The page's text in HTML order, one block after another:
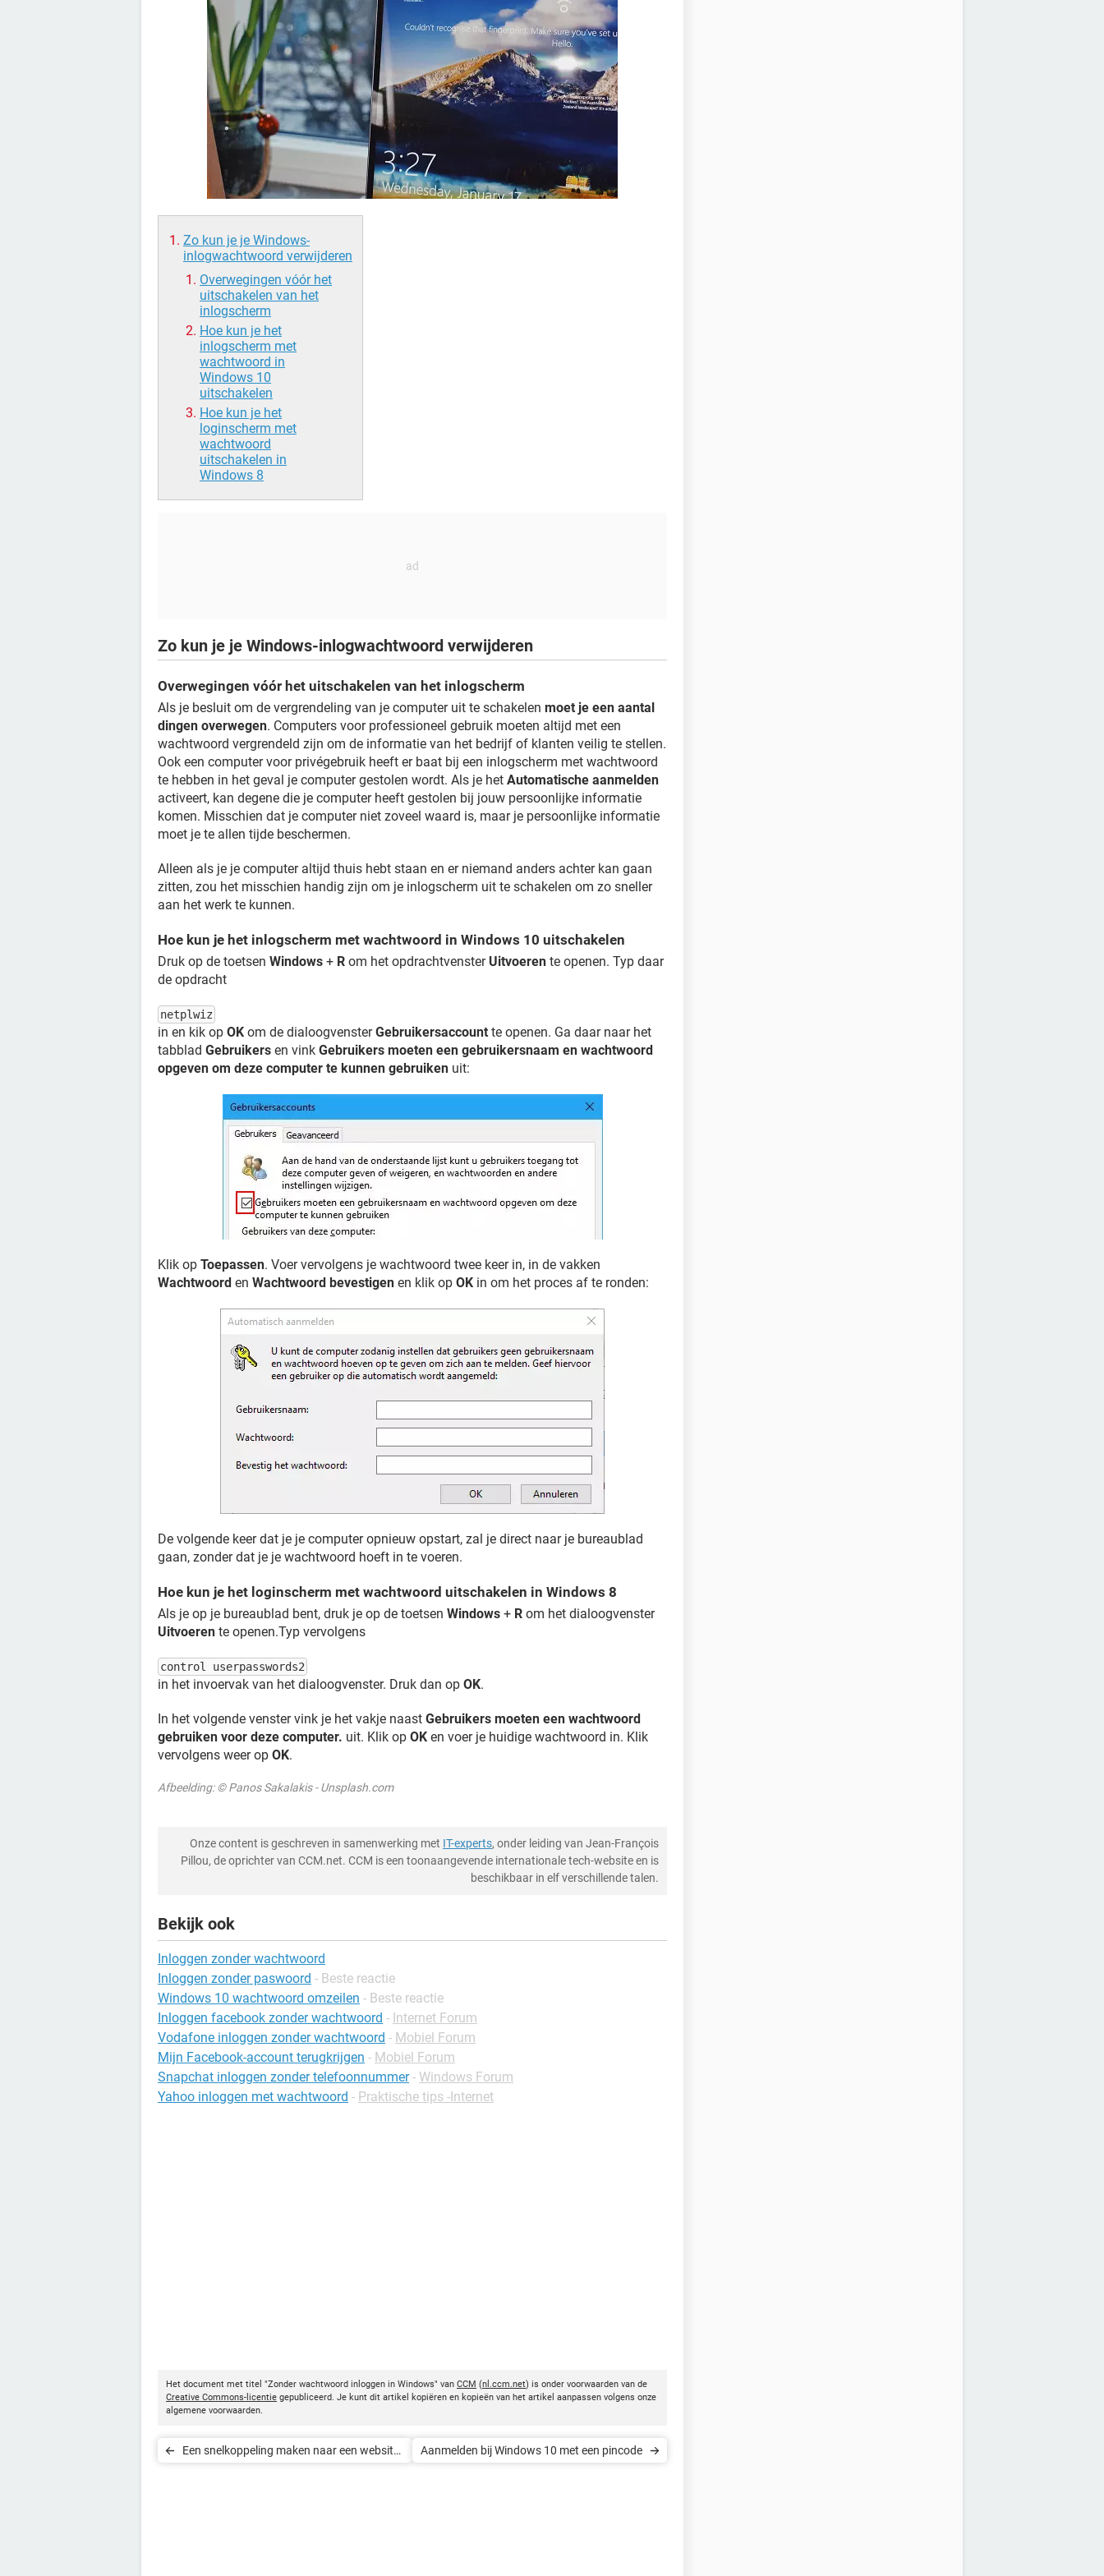
Zo kun je je Windows-
inlogwachtwoord verwijderen
Overwegingen vóór het
uitschakelen van het
inlogscherm
Hoe kun je het
inlogscherm met
wachtwoord in
Windows 10
uitschakelen
Hoe kun je het
loginscherm met
wachtwoord
uitschakelen in
Windows 8
Zo kun je je Windows-inlogwachtwoord verwijderen
Overwegingen vóór het uitschakelen van het inlogscherm
Als je besluit om de vergrendeling van je computer uit te schakelen moet je een aantal
dingen overwegen. Computers voor professioneel gebruik moeten altijd met een
wachtwoord vergrendeld zijn om de informatie van het bedrijf of klanten veilig te stellen.
Ook een computer voor privégebruik heeft er baat bij een inlogscherm met wachtwoord
te hebben in het geval je computer gestolen wordt. Als je het Automatische aanmelden
activeert, kan degene die je computer heeft gestolen bij jouw persoonlijke informatie
komen. Misschien dat je computer niet zoveel waard is, maar je persoonlijke informatie
moet je te allen tijde beschermen.
Alleen als je je computer altijd thuis hebt staan en er niemand anders achter kan gaan
zitten, zou het misschien handig zijn om je inlogscherm uit te schakelen om zo sneller
aan het werk te kunnen.
Hoe kun je het inlogscherm met wachtwoord in Windows 10 uitschakelen
Druk op de toetsen Windows + R om het opdrachtvenster Uitvoeren te openen. Typ daar
de opdracht
netplwiz
in en kik op OK om de dialoogvensterGebruikersaccount te openen. Ga daar naar het
tabblad Gebruikers en vink Gebruikers moeten een gebruikersnaam en wachtwoord
opgeven om deze computer te kunnen gebruiken uit:
Klik op Toepassen. Voer vervolgens je wachtwoord twee keer in, in de vakken
Wachtwoord en Wachtwoord bevestigen en klik op OK in om het proces af te ronden:
De volgende keer dat je je computer opnieuw opstart, zal je direct naar je bureaublad
gaan, zonder dat je je wachtwoord hoeft in te voeren.
Hoe kun je het loginscherm met wachtwoord uitschakelen in Windows 8
Als je op je bureaublad bent, druk je op de toetsen Windows + R om het dialoogvenster
Uitvoeren te openen.Typ vervolgens
control userpasswords2
in het invoervak van het dialoogvenster. Druk dan op OK.
In het volgende venster vink je het vakje naast Gebruikers moeten een wachtwoord
gebruiken voor deze computer. uit. Klik op OK en voer je huidige wachtwoord in. Klik
vervolgens weer op OK.
Afbeelding: © Panos Sakalakis - Unsplash.com
Onze content is geschreven in samenwerking met IT-experts, onder leiding van Jean-François
Pillou, de oprichter van CCM.net. CCM is een toonaangevende internationale tech-website en is
beschikbaar in elf verschillende talen.
Bekijk ook
Inloggen zonder wachtwoord
Inloggen zonder paswoord - Beste reactie
Windows 10 wachtwoord omzeilen - Beste reactie
Inloggen facebook zonder wachtwoord - Internet Forum
Vodafone inloggen zonder wachtwoord - Mobiel Forum
Mijn Facebook-account terugkrijgen - Mobiel Forum
Snapchat inloggen zonder telefoonnummer - Windows Forum
Yahoo inloggen met wachtwoord - Praktische tips -Internet
Het document met titel "Zonder wachtwoord inloggen in Windows" van CCM (nl.ccm.net) is onder voorwaarden van de
Creative Commons-licentie gepubliceerd. Je kunt dit artikel kopiëren en kopieën van het artikel aanpassen volgens onze
algemene voorwaarden.
Een snelkoppeling maken naar een website
Aanmelden bij Windows 10 met een pincode